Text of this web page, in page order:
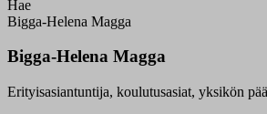
Hae
Bigga-Helena Magga
Bigga-Helena Magga
Erityisasiantuntija, koulutusasiat, yksikön